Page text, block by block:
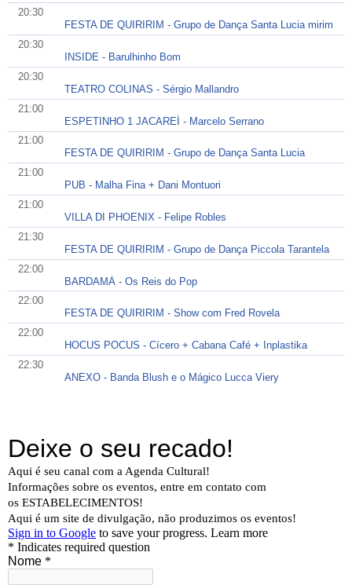
20:30
FESTA DE QUIRIRIM - Grupo de Dança Santa Lucia mirim
20:30
INSIDE - Barulhinho Bom
20:30
TEATRO COLINAS - Sérgio Mallandro
21:00
ESPETINHO 1 JACAREÍ - Marcelo Serrano
21:00
FESTA DE QUIRIRIM - Grupo de Dança Santa Lucia
21:00
PUB - Malha Fina + Dani Montuori
21:00
VILLA DI PHOENIX - Felipe Robles
21:30
FESTA DE QUIRIRIM - Grupo de Dança Piccola Tarantela
22:00
BARDAMÁ - Os Reis do Pop
22:00
FESTA DE QUIRIRIM - Show com Fred Rovela
22:00
HOCUS POCUS - Cícero + Cabana Café + Inplastika
22:30
ANEXO - Banda Blush e o Mágico Lucca Viery